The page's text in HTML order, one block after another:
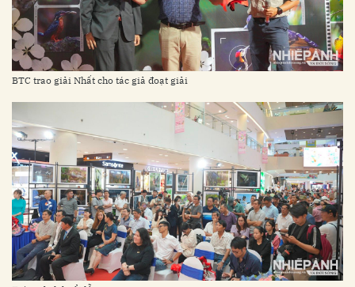
BTC trao giải Nhất cho tác giả đoạt giải